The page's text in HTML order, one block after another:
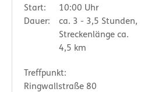
Start:
10:00 Uhr
Dauer:
ca. 3 - 3,5 Stunden,
Streckenlänge ca.
4,5 km
Treffpunkt:
Ringwallstraße 80